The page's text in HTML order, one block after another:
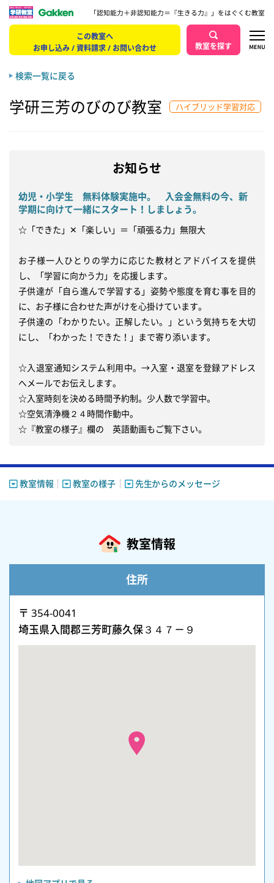
「認知能力＋非認知能力＝『生きる力』」をはぐくむ教室
この教室へ
お申し込み / 資料請求 / お問い合わせ
教室を探す
検索一覧に戻る
学研三芳のびのび教室 ハイブリッド学習対応
お知らせ
幼児・小学生 無料体験実施中。 入会金無料の今、新
学期に向けて一緒にスタート！しましょう。
☆「できた」✕「楽しい」＝「頑張る力」無限大
お子様一人ひとりの学力に応じた教材とアドバイスを提供
し、「学習に向かう力」を応援します。
子供達が「自ら進んで学習する」姿勢や態度を育む事を目的
に、お子様に合わせた声がけを心掛けています。
子供達の「わかりたい。正解したい。」という気持ちを大切
にし、「わかった！できた！」まで寄り添います。
☆入退室通知システム利用中。→入室・退室を登録アドレス
へメールでお伝えします。
☆入室時刻を決める時間予約制。少人数で学習中。
☆空気清浄機２４時間作動中。
☆『教室の様子』欄の　英語動画もご覧下さい。
教室情報 教室の様子 先生からのメッセージ
教室情報
住所
〒 354-0041
埼玉県入間郡三芳町藤久保３４７－９